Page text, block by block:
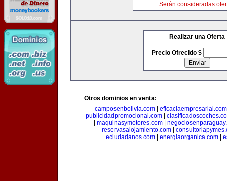
Serán consideradas
Realizar una Oferta
Precio Ofrecido $
Otros dominios en venta:
camposenbolivia.com
eficaciaempresarial.com
publicidadpromocional.com|
maquinasymotores.com|
reservasalojamiento.com
eciudadanos.com
energiaorganica.com